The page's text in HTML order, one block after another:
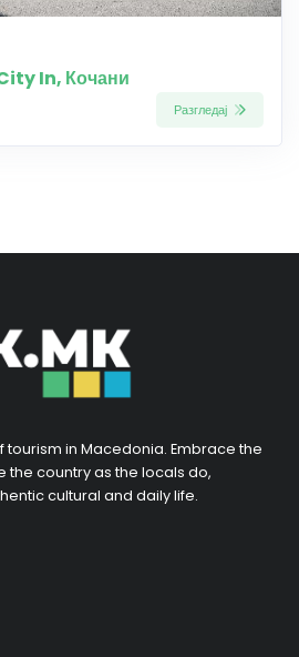
In, Кочани
Разгледај
tourism in Macedonia. Embrace the
country as the locals do,
cultural and daily life.